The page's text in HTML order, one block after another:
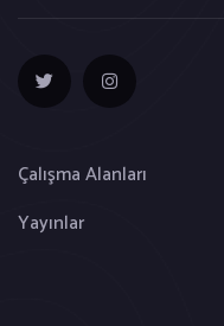
Çalışma Alanları
Yayınlar